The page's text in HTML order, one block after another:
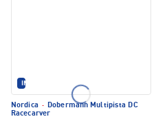
IM SET ERHÄLTLICH
Nordica · Dobermann Multipista DC
Racecarver